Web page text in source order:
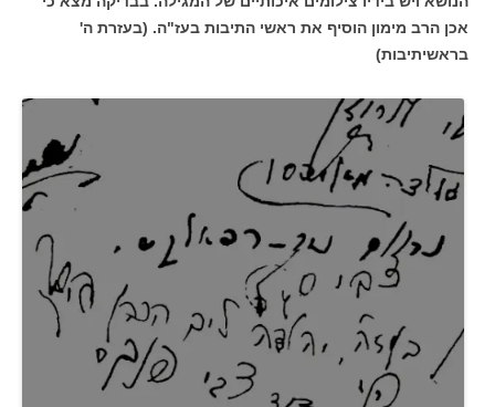
אכן הרב מימון הוסיף את ראשי התיבות בעז"ה. (בעזרת ה'
בראשיתיבות)